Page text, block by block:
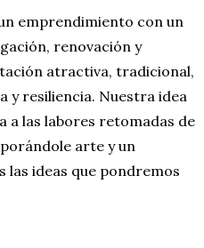
emprendimiento con un
renovación y
atractiva, tradicional,
y resiliencia. Nuestra idea
a las labores retomadas de
arte y un
las ideas que pondremos